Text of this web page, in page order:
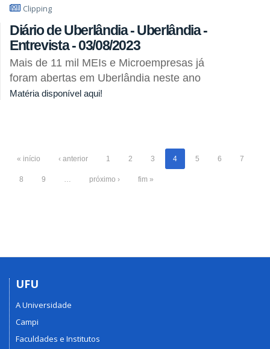
Clipping
Diário de Uberlândia - Uberlândia -
Entrevista - 03/08/2023
Mais de 11 mil MEIs e Microempresas já
foram abertas em Uberlândia neste ano
Matéria disponível aqui!
« início ‹ anterior 1 2 3 4 5 6 7
8 9 … próximo › fim »
UFU
A Universidade
Campi
Faculdades e Institutos